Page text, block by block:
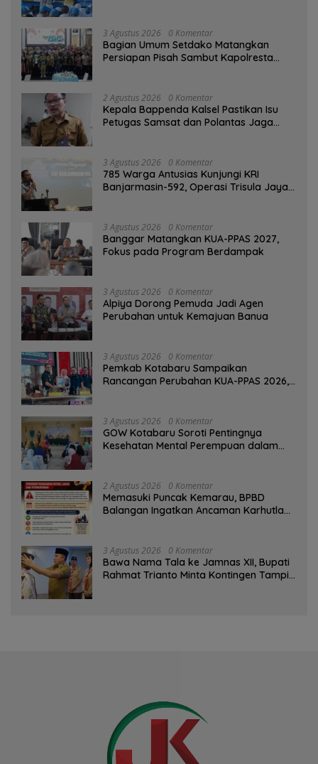
3 Agustus 2026 0 Komentar
Bagian Umum Setdako Matangkan
Persiapan Pisah Sambut Kapolresta
2 Agustus 2026 0 Komentar
Kepala Bappenda Kalsel Pastikan Isu
Petugas Samsat dan Polantas Jaga
3 Agustus 2026 0 Komentar
785 Warga Antusias Kunjungi KRI
Banjarmasin-592, Operasi Trisula Jaya
3 Agustus 2026 0 Komentar
‎Banggar Matangkan KUA-PPAS 2027,
Fokus pada Program Berdampak
3 Agustus 2026 0 Komentar
‎Alpiya Dorong Pemuda Jadi Agen
Perubahan untuk Kemajuan Banua ‎
3 Agustus 2026 0 Komentar
Pemkab Kotabaru Sampaikan
Rancangan Perubahan KUA-PPAS 2026,
3 Agustus 2026 0 Komentar
GOW Kotabaru Soroti Pentingnya
Kesehatan Mental Perempuan dalam
2 Agustus 2026 0 Komentar
Memasuki Puncak Kemarau, BPBD
Balangan Ingatkan Ancaman Karhutla
3 Agustus 2026 0 Komentar
Bawa Nama Tala ke Jamnas XII, Bupati
Rahmat Trianto Minta Kontingen Tampil